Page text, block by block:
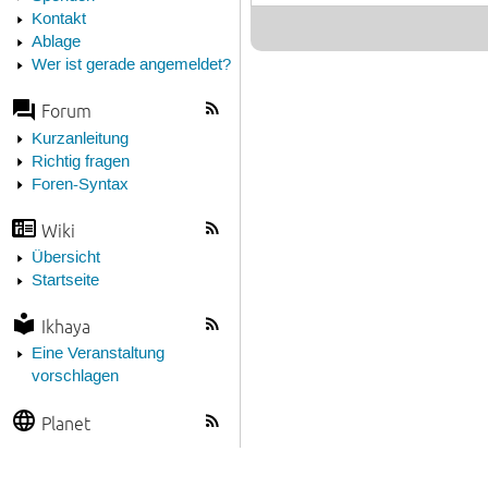
Kontakt
Ablage
Wer ist gerade angemeldet?
Forum
Kurzanleitung
Richtig fragen
Foren-Syntax
Wiki
Übersicht
Startseite
Ikhaya
Eine Veranstaltung
vorschlagen
Planet